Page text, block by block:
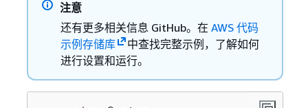
注意
还有更多相关信息 GitHub。在 AWS 代码
示例存储库
中查找完整示例，了解如何
进行设置和运行。